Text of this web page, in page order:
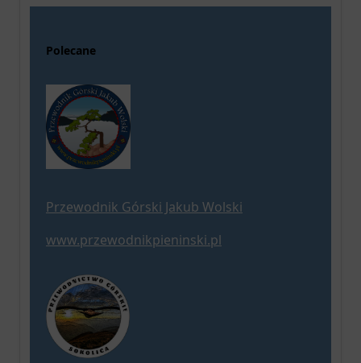
Polecane
Przewodnik Górski Jakub Wolski
www.przewodnikpieninski.pl